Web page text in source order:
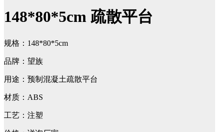
148*80*5cm 疏散平台
规格：148*80*5cm
品牌：望族
用途：预制混凝土疏散平台
材质：ABS
工艺：注塑